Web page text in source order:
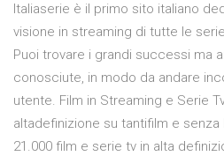
Italiaserie è il primo sito italiano
visione in streaming di tutte le
Puoi trovare i grandi successi ma
conosciute, in modo da andare
utente. Film in Streaming e Serie
altadefinizione su tantifilm e
21.000 film e serie tv in alta